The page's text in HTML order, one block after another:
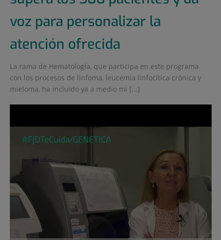
voz para personalizar la
atención ofrecida
La rama de Hematología, que participa en este programa
con los procesos de linfoma, leucemia linfocítica crónica y
mieloma, ha incluido ya a medio mi [...]